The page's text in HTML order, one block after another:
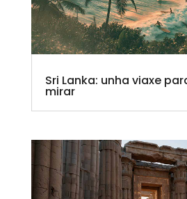
Sri Lanka: unha viaxe
mirar